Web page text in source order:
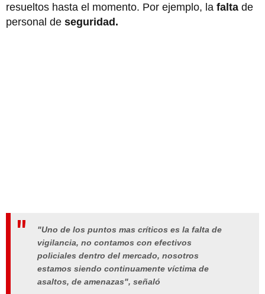
resueltos hasta el momento. Por ejemplo, la falta de
personal de seguridad.
"Uno de los puntos mas críticos es la falta de
vigilancia, no contamos con efectivos
policiales dentro del mercado, nosotros
estamos siendo continuamente víctima de
asaltos, de amenazas", señaló